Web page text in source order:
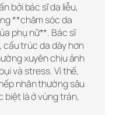
bởi bác sĩ da liễu,
**chăm sóc da
phụ nữ**. Bác sĩ
cấu trúc da dày hơn
xuyên chịu ảnh
và stress. Vì thế,
nhăn thường sâu
biệt là ở vùng trán,